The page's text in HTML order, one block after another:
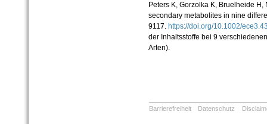
Peters K, Gorzolka K, Bruelheide
secondary metabolites in nine
9117. https://doi.org/10.1002/
der Inhaltsstoffe bei 9
Arten).
Barrierefreiheit Datenschutz